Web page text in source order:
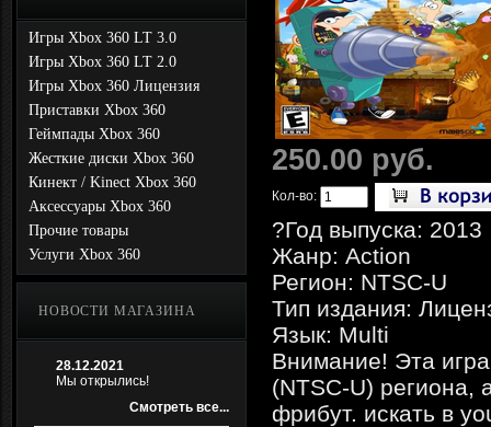
Игры Xbox 360 LT 3.0
Игры Xbox 360 LT 2.0
Игры Xbox 360 Лицензия
Приставки Xbox 360
Геймпады Xbox 360
Жесткие диски Xbox 360
Кинект / Kinect Xbox 360
Аксессуары Xbox 360
Прочие товары
Услуги Xbox 360
НОВОСТИ МАГАЗИНА
28.12.2021
Мы открылись!
Смотреть все...
250.00 руб.
Кол-во:
?Год выпуска: 2013
Жанр: Action
Регион: NTSC-U
Тип издания:
Язык: Multi
Внимание! Эта игра
(NTSC-U) региона,
фрибут. искать в